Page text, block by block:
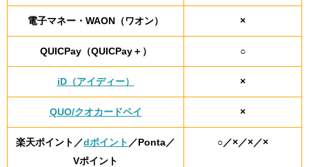
電子マネー・WAON（ワオン） ×
QUICPay（QUICPay＋） ○
iD（アイディー） ×
QUO/クオカードペイ ×
楽天ポイント／dポイント ／Ponta／
Vポイント
○／×／×／×